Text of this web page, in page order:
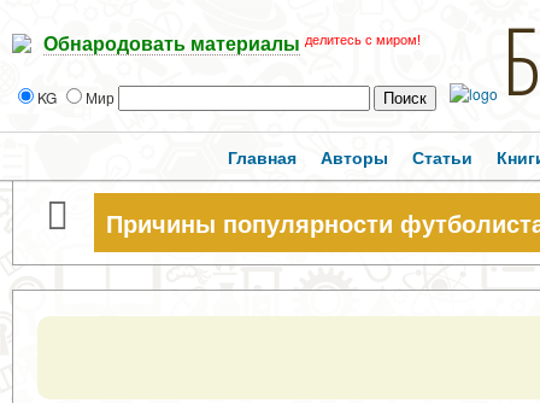
Обнародовать материалы делитесь с миром!
KG Мир
Главная Авторы Статьи
Причины популярности